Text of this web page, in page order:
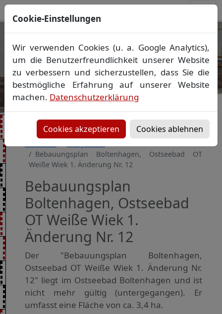
Ihr Vermessungsbüro in
Mecklenburg-Vorpommern
Wir vermessen Ihr Grundstück
Lageplan Absteckung▪Bauvermessung ▪
Gebäudeeinmessung
Grenzfeststellung▪Amtliche Auskünfte und
Vorheriges Bild
Bebauungsplan Boltenhagen, Ostseebad OT
Weiße Wiek 1. Änderung Nr. 12
Bebauungsplan
Boltenhagen, Ostseebad
OT Weiße Wiek 1.
Änderung Nr. 12
Der "Bebauungsplan Boltenhagen,
Ostseebad OT Weiße Wiek 1. Änderung Nr.
12" liegt im Ostseebad Boltenhagen und ist
nicht mehr gültig (untergegangen). Er
umfasst eine Fläche von ca. 3,4 ha.
Cookie-Einstellungen
Wir verwenden Cookies (u. a. Google Analytics),
um die Benutzerfreundlichkeit unserer Website
zu verbessern und sicherzustellen, dass Sie die
bestmögliche Erfahrung auf unserer Website
machen. Datenschutzerklärung
Cookies akzeptieren Cookies ablehnen